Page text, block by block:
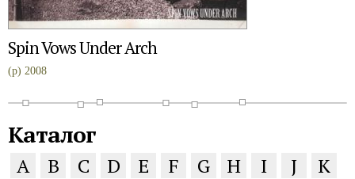
Spin Vows Under Arch
(p) 2008
Каталог
A B C D E F G H I J
K